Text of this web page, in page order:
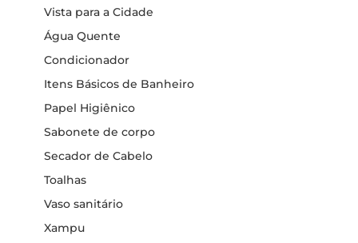
Vista para a Cidade
Água Quente
Condicionador
Itens Básicos de Banheiro
Papel Higiênico
Sabonete de corpo
Secador de Cabelo
Toalhas
Vaso sanitário
Xampu